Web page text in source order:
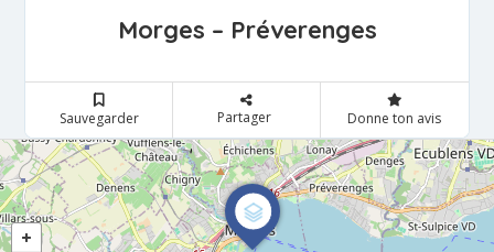
Morges – Préverenges
Sauvegarder Partager Donne ton avis